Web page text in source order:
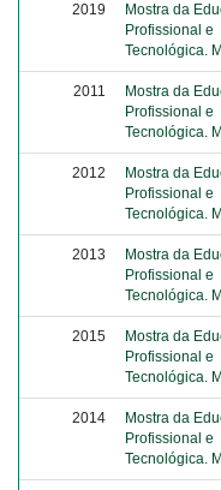
2019
Mostra da
Profissional e
Tecnológica.
2011
Mostra da
Profissional e
Tecnológica.
2012
Mostra da
Profissional e
Tecnológica.
2013
Mostra da
Profissional e
Tecnológica.
2015
Mostra da
Profissional e
Tecnológica.
2014
Mostra da
Profissional e
Tecnológica.